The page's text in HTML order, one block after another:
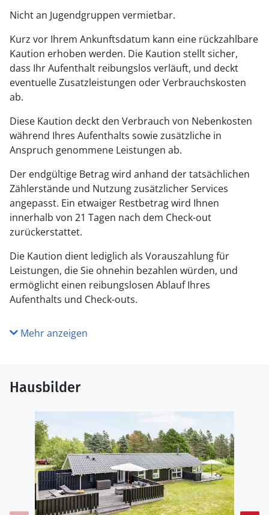
Nicht an Jugendgruppen vermietbar.
Kurz vor Ihrem Ankunftsdatum kann eine rückzahlbare
Kaution erhoben werden. Die Kaution stellt sicher,
dass Ihr Aufenthalt reibungslos verläuft, und deckt
eventuelle Zusatzleistungen oder Verbrauchskosten
ab.
Diese Kaution deckt den Verbrauch von Nebenkosten
während Ihres Aufenthalts sowie zusätzliche in
Anspruch genommene Leistungen ab.
Der endgültige Betrag wird anhand der tatsächlichen
Zählerstände und Nutzung zusätzlicher Services
angepasst. Ein etwaiger Restbetrag wird Ihnen
innerhalb von 21 Tagen nach dem Check-out
zurückerstattet.
Die Kaution dient lediglich als Vorauszahlung für
Leistungen, die Sie ohnehin bezahlen würden, und
ermöglicht einen reibungslosen Ablauf Ihres
Aufenthalts und Check-outs.
Mehr anzeigen
Hausbilder